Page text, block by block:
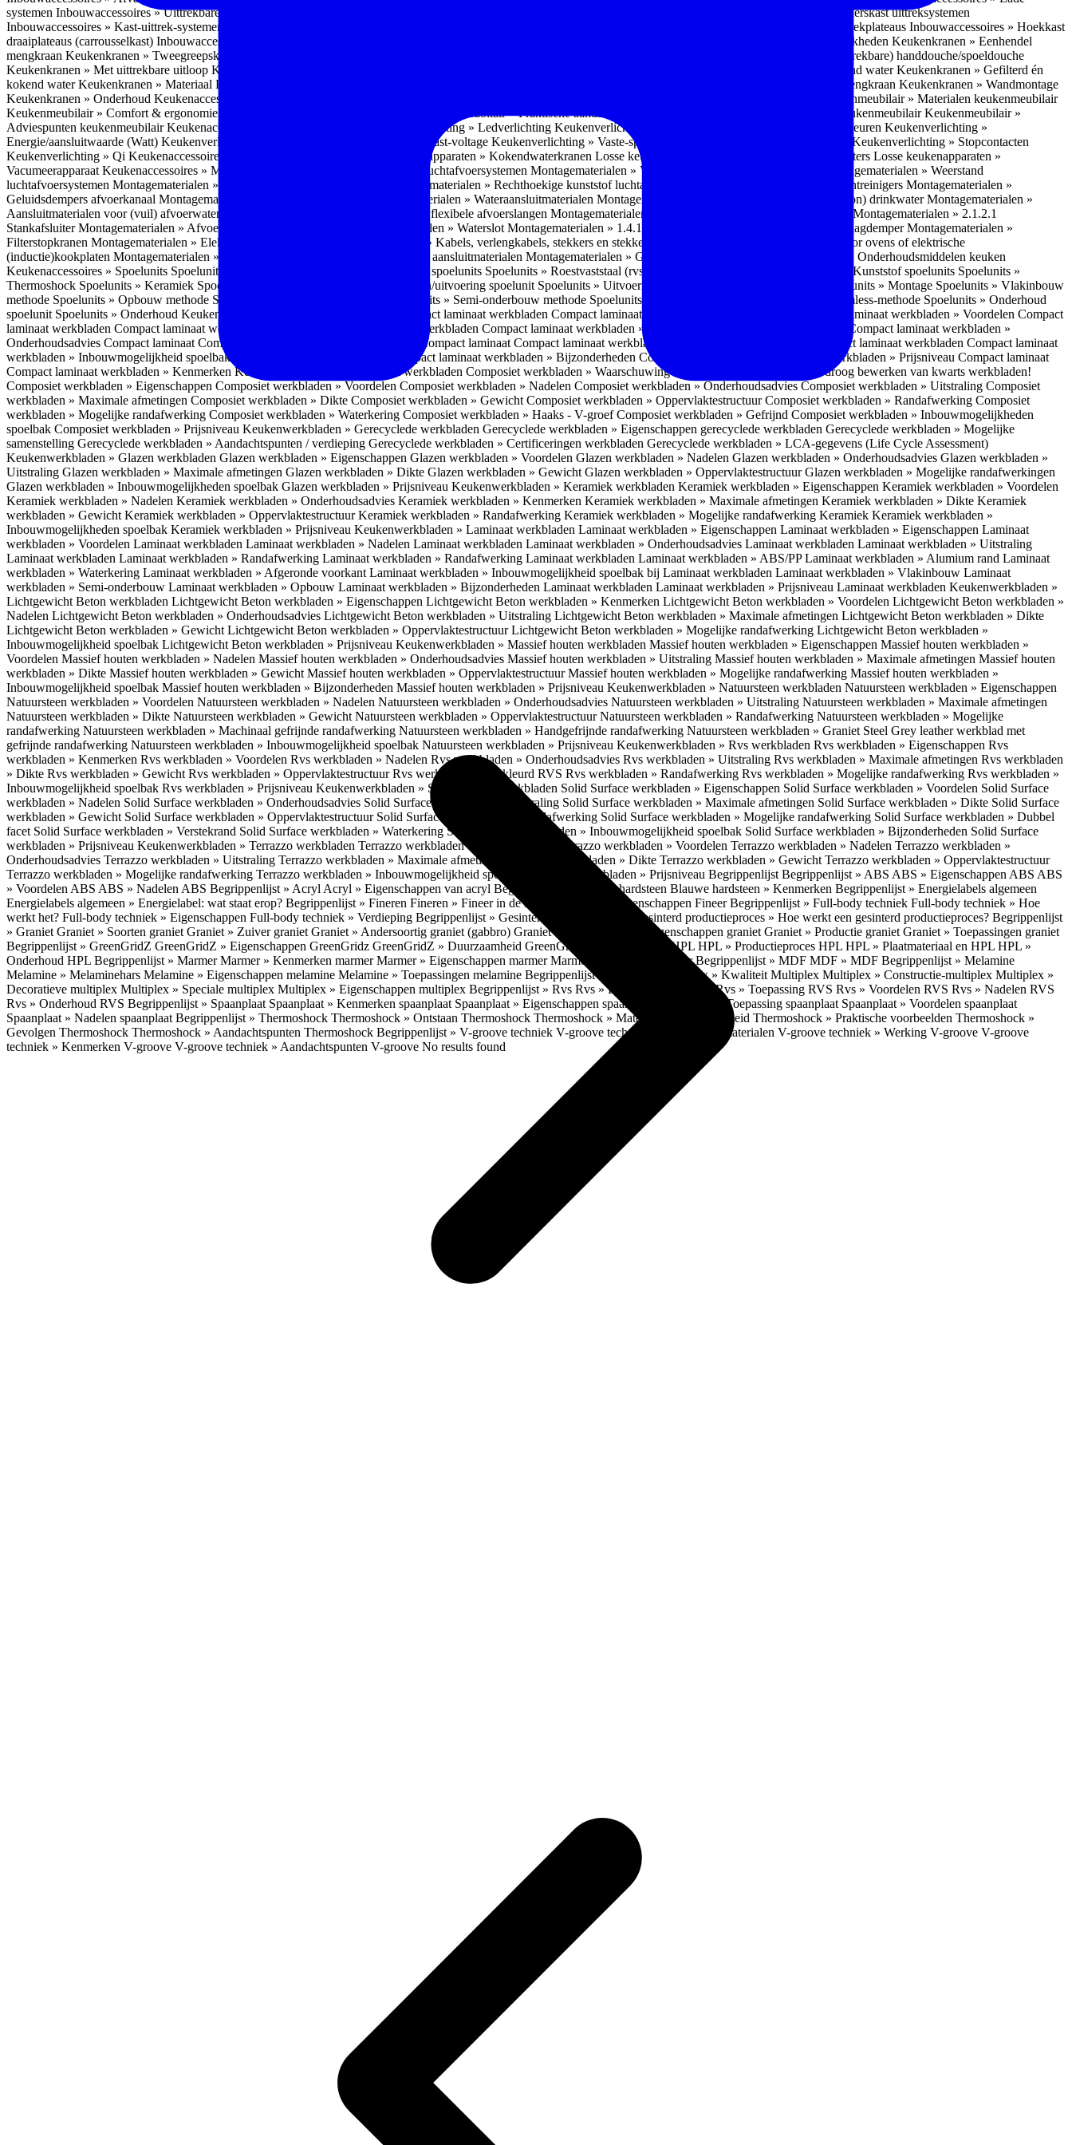
systemen Inbouwaccessoires » Uittrekbare ladesystemen
Inbouwaccessoires » Apothekerskast uittreksystemen
Inbouwaccessoires » Kast-uittrek-systemen
Inbouwaccessoires » Hoekkast uittrekplateaus Inbouwaccessoires » Hoekkast
draaiplateaus (carrousselkast) Inbouwaccessoires » Onderhoud Keukenkranen » Bedieningsmogelijkheden Keukenkranen » Eenhendel
mengkraan Keukenkranen » Tweegreepskraan
Keukenkranen » Met (uitrekbare) handdouche/spoeldouche
Keukenkranen » Met uittrekbare uitloop Keukenkranen » Gefilterd water Keukenkranen » Kokend waterKeukenkranen » Gefilterd én
kokend waterKeukenkranen » Materiaal Keukenkranen » Pvd Techniek (pvd) Keukenkranen » Bladmengkraan Keukenkranen » Wandmontage
Keukenkranen » Onderhoud Keukenaccessoires » Keukenmeubilair
Keukenmeubilair » Materialen keukenmeubilair
Keukenmeubilair » Comfort & ergonomie
Keukenmeubilair » Praktische aandachtspunten Keukenmeubilair » Duurzaamheid keukenmeubilairKeukenmeubilair »
Adviespunten keukenmeubilairKeukenaccessoires » Keukenverlichting Keukenverlichting » Ledverlichting Keukenverlichting » Installatie Keukenverlichting » Lichtkleuren Keukenverlichting »
Energie/aansluitwaarde (Watt) Keukenverlichting » Leddriver Keukenverlichting » Vast-voltage Keukenverlichting » Vaste-spanning
Keukenverlichting » Stopcontacten
Keukenverlichting » Qi Keukenaccessoires » Losse keukenapparaten Losse keukenapparaten » Kokendwaterkranen Losse keukenapparaten » Plintverwarming/plintheaters Losse keukenapparaten »
Vacumeerapparaat Keukenaccessoires » Montagematerialen Montagematerialen » Luchtafvoersystemen Montagematerialen » Verschillende Luchtafvoersystemen
Montagematerialen » Weerstand
luchtafvoersystemen Montagematerialen » Flexibele (ronde) afvoerslangen Montagematerialen » Rechthoekige kunststof luchtafvoersystemen Montagematerialen » Luchtreinigers Montagematerialen »
Geluidsdempers afvoerkanaal Montagematerialen » Aansluitmaterialen Montagematerialen » Wateraansluitmaterialen Montagematerialen » Aansluitmateriaal voor (schoon) drinkwaterMontagematerialen »
Aansluitmaterialen voor (vuil) afvoerwater sifons
Montagematerialen » 1.2.1 Ronde flexibele afvoerslangen Montagematerialen » Dempingsysteem van lades en deuren Montagematerialen » 2.1.2.1
StankafsluiterMontagematerialen » Afvoerpluggen t.b.v. spoelunits Montagematerialen » Waterslot Montagematerialen » 1.4.1 Plasmafilter Montagematerialen » WaterslagdemperMontagematerialen »
Filterstopkranen Montagematerialen » Elektra aansluitmateriaal Montagematerialen » Kabels, verlengkabels, stekkers en stekkerblokken
Montagematerialen » Kabels voor ovens of elektrische
(inductie)kookplaten Montagematerialen » Combiregelaar Montagematerialen » Gas aansluitmaterialen Montagematerialen » Gasaansluitmaterialen
Montagematerialen » Onderhoudsmiddelen keuken
Keukenaccessoires » Spoelunits Spoelunits » Types/soorten Spoelunits » Materialen spoelunits Spoelunits » Roestvaststaal (rvs) Spoelunits » Kunststof spoelunits Spoelunits »
Thermoshock Spoelunits » Keramiek Spoelunits » Tegelbakken Spoelunits » Design/uitvoering spoelunit Spoelunits » Uitvoering Spoelunits » Montage Spoelunits » Vlakinbouw
methode Spoelunits » Opbouw methode Spoelunits » Onderbouw methode Spoelunits » Semi-onderbouw methode Spoelunits » Tussenbouw methode Spoelunits » Rimless-methode Spoelunits » Onderhoud
spoelunit Spoelunits » Onderhoud Keukenwerkbladen Keukenwerkbladen » Compact laminaat werkbladen Compact laminaat werkbladen » Eigenschappen
Compact laminaat werkbladen » Voordelen Compact
laminaat werkbladen Compact laminaat werkbladen » Nadelen Compact laminaat werkbladen Compact laminaat werkbladen » Nanotech massief laminaat werkbladen
Compact laminaat werkbladen »
Onderhoudsadvies Compact laminaat Compact laminaat werkbladen » Uitstraling Compact laminaat Compact laminaat werkbladen » Mogelijke randafwerking Compact laminaat werkbladen Compact laminaat
werkbladen » Inbouwmogelijkheid spoelbak Compact laminaat werkbladen
Compact laminaat werkbladen » Bijzonderheden Compact laminaat
Compact laminaat werkbladen » Prijsniveau Compact laminaat
Compact laminaat werkbladen » Kenmerken Keukenwerkbladen » Composiet werkbladen Composiet werkbladen » Waarschuwing Monteurs: bescherm je bij het droog bewerken van kwarts werkbladen!
Composiet werkbladen » Eigenschappen Composiet werkbladen » Voordelen Composiet werkbladen » Nadelen Composiet werkbladen » OnderhoudsadviesComposiet werkbladen » Uitstraling Composiet
werkbladen » Maximale afmetingen Composiet werkbladen » Dikte Composiet werkbladen » Gewicht Composiet werkbladen » OppervlaktestructuurComposiet werkbladen » Randafwerking Composiet
werkbladen » Mogelijke randafwerking Composiet werkbladen » Waterkering Composiet werkbladen » Haaks - V-groefComposiet werkbladen » Gefrijnd Composiet werkbladen » Inbouwmogelijkheden
spoelbak Composiet werkbladen » Prijsniveau Keukenwerkbladen » Gerecyclede werkbladen Gerecyclede werkbladen » Eigenschappen gerecyclede werkbladen Gerecyclede werkbladen » Mogelijke
samenstelling Gerecyclede werkbladen » Aandachtspunten / verdieping Gerecyclede werkbladen » Certificeringen werkbladen Gerecyclede werkbladen » LCA-gegevens (Life Cycle Assessment)
Keukenwerkbladen » Glazen werkbladen Glazen werkbladen » Eigenschappen Glazen werkbladen » Voordelen Glazen werkbladen » Nadelen Glazen werkbladen » Onderhoudsadvies Glazen werkbladen »
Uitstraling Glazen werkbladen » Maximale afmetingen Glazen werkbladen » Dikte Glazen werkbladen » Gewicht Glazen werkbladen » OppervlaktestructuurGlazen werkbladen » Mogelijke randafwerkingen
Glazen werkbladen » Inbouwmogelijkheden spoelbak Glazen werkbladen » Prijsniveau Keukenwerkbladen » Keramiek werkbladen Keramiek werkbladen » Eigenschappen Keramiek werkbladen » Voordelen
Keramiek werkbladen » Nadelen Keramiek werkbladen » Onderhoudsadvies Keramiek werkbladen » Kenmerken Keramiek werkbladen » Maximale afmetingen Keramiek werkbladen » Dikte Keramiek
werkbladen » Gewicht Keramiek werkbladen » OppervlaktestructuurKeramiek werkbladen » Randafwerking Keramiek werkbladen » Mogelijke randafwerking Keramiek Keramiek werkbladen »
Inbouwmogelijkheden spoelbak Keramiek werkbladen » Prijsniveau Keukenwerkbladen » Laminaat werkbladen Laminaat werkbladen » Eigenschappen Laminaat werkbladen » Eigenschappen Laminaat
werkbladen » Voordelen Laminaat werkbladen Laminaat werkbladen » Nadelen Laminaat werkbladen Laminaat werkbladen » Onderhoudsadvies Laminaat werkbladen Laminaat werkbladen » Uitstraling
Laminaat werkbladen Laminaat werkbladen » Randafwerking Laminaat werkbladen » Randafwerking Laminaat werkbladen Laminaat werkbladen » ABS/PPLaminaat werkbladen » Alumium rand Laminaat
werkbladen » Waterkering Laminaat werkbladen » Afgeronde voorkant Laminaat werkbladen » Inbouwmogelijkheid spoelbak bij Laminaat werkbladen Laminaat werkbladen » Vlakinbouw Laminaat
werkbladen » Semi-onderbouw Laminaat werkbladen » Opbouw Laminaat werkbladen » Bijzonderheden Laminaat werkbladen Laminaat werkbladen » Prijsniveau Laminaat werkbladen Keukenwerkbladen »
Lichtgewicht Beton werkbladen Lichtgewicht Beton werkbladen » Eigenschappen Lichtgewicht Beton werkbladen » Kenmerken Lichtgewicht Beton werkbladen » Voordelen Lichtgewicht Beton werkbladen »
Nadelen Lichtgewicht Beton werkbladen » Onderhoudsadvies Lichtgewicht Beton werkbladen » Uitstraling Lichtgewicht Beton werkbladen » Maximale afmetingen Lichtgewicht Beton werkbladen » Dikte
Lichtgewicht Beton werkbladen » Gewicht Lichtgewicht Beton werkbladen » OppervlaktestructuurLichtgewicht Beton werkbladen » Mogelijke randafwerking Lichtgewicht Beton werkbladen »
Inbouwmogelijkheid spoelbak Lichtgewicht Beton werkbladen » Prijsniveau Keukenwerkbladen » Massief houten werkbladen Massief houten werkbladen » Eigenschappen Massief houten werkbladen »
Voordelen Massief houten werkbladen » Nadelen Massief houten werkbladen » Onderhoudsadvies Massief houten werkbladen » Uitstraling Massief houten werkbladen » Maximale afmetingen Massief houten
werkbladen » Dikte Massief houten werkbladen » Gewicht Massief houten werkbladen » OppervlaktestructuurMassief houten werkbladen » Mogelijke randafwerking Massief houten werkbladen »
Inbouwmogelijkheid spoelbak Massief houten werkbladen » Bijzonderheden Massief houten werkbladen » Prijsniveau Keukenwerkbladen » Natuursteen werkbladen Natuursteen werkbladen » Eigenschappen
Natuursteen werkbladen » Voordelen Natuursteen werkbladen » Nadelen Natuursteen werkbladen » Onderhoudsadvies Natuursteen werkbladen » Uitstraling Natuursteen werkbladen » Maximale afmetingen
Natuursteen werkbladen » Dikte Natuursteen werkbladen » Gewicht Natuursteen werkbladen » OppervlaktestructuurNatuursteen werkbladen » Randafwerking Natuursteen werkbladen » Mogelijke
randafwerking Natuursteen werkbladen » Machinaal gefrijnde randafwerking Natuursteen werkbladen » Handgefrijnde randafwerking Natuursteen werkbladen » Graniet Steel Grey leather werkblad met
gefrijnde randafwerking Natuursteen werkbladen » Inbouwmogelijkheid spoelbak Natuursteen werkbladen » Prijsniveau Keukenwerkbladen » Rvs werkbladen Rvs werkbladen » Eigenschappen Rvs
werkbladen » Kenmerken Rvs werkbladen » Voordelen Rvs werkbladen » Nadelen Rvs werkbladen » Onderhoudsadvies Rvs werkbladen » Uitstraling Rvs werkbladen » Maximale afmetingen Rvs werkbladen
» Dikte Rvs werkbladen » Gewicht Rvs werkbladen » OppervlaktestructuurRvs werkbladen » Gekleurd RVS Rvs werkbladen » Randafwerking Rvs werkbladen » Mogelijke randafwerking Rvs werkbladen »
Inbouwmogelijkheid spoelbak Rvs werkbladen » Prijsniveau Keukenwerkbladen » Solid Surface werkbladen Solid Surface werkbladen » Eigenschappen Solid Surface werkbladen » Voordelen Solid Surface
werkbladen » Nadelen Solid Surface werkbladen » Onderhoudsadvies Solid Surface werkbladen » Uitstraling Solid Surface werkbladen » Maximale afmetingen Solid Surface werkbladen » Dikte Solid Surface
werkbladen » Gewicht Solid Surface werkbladen » Oppervlaktestructuur Solid Surface werkbladen » Randafwerking Solid Surface werkbladen » Mogelijke randafwerking Solid Surface werkbladen » Dubbel
facet Solid Surface werkbladen » Verstekrand Solid Surface werkbladen » WaterkeringSolid Surface werkbladen » Inbouwmogelijkheid spoelbak Solid Surface werkbladen » Bijzonderheden Solid Surface
werkbladen » Prijsniveau Keukenwerkbladen » Terrazzo werkbladen Terrazzo werkbladen » Eigenschappen Terrazzo werkbladen » Voordelen Terrazzo werkbladen » Nadelen Terrazzo werkbladen »
Onderhoudsadvies Terrazzo werkbladen » Uitstraling Terrazzo werkbladen » Maximale afmetingen Terrazzo werkbladen » Dikte Terrazzo werkbladen » Gewicht Terrazzo werkbladen » Oppervlaktestructuur
Terrazzo werkbladen » Mogelijke randafwerking Terrazzo werkbladen » Inbouwmogelijkheid spoelbak Terrazzo werkbladen » Prijsniveau Begrippenlijst Begrippenlijst » ABS ABS » Eigenschappen ABS ABS
» Voordelen ABS ABS » Nadelen ABS Begrippenlijst » Acryl Acryl » Eigenschappen van acryl Begrippenlijst » Blauwe hardsteen Blauwe hardsteen » Kenmerken Begrippenlijst » Energielabels algemeen
Energielabels algemeen » Energielabel: wat staat erop? Begrippenlijst » Fineren Fineren » Fineer in de keuken Fineren » Eigenschappen FineerBegrippenlijst » Full-body techniek Full-body techniek » Hoe
werkt het? Full-body techniek » Eigenschappen Full-body techniek » Verdieping Begrippenlijst » Gesinterd productieproces Gesinterd productieproces » Hoe werkt een gesinterd productieproces? Begrippenlijst
» Graniet Graniet » Soorten graniet Graniet » Zuiver graniet Graniet » Andersoortig graniet (gabbro) Graniet » Gneis Graniet » Eigenschappen graniet Graniet » Productie graniet Graniet » Toepassingen graniet
Begrippenlijst » GreenGridZ GreenGridZ » Eigenschappen GreenGridz GreenGridZ » Duurzaamheid GreenGridz Begrippenlijst » HPL HPL » Productieproces HPL HPL » Plaatmateriaal en HPL HPL »
Onderhoud HPL Begrippenlijst » MarmerMarmer » Kenmerken marmerMarmer » Eigenschappen marmerMarmer » Productie marmerBegrippenlijst » MDF MDF » MDF Begrippenlijst » Melamine
Melamine » Melaminehars Melamine » Eigenschappen melamine Melamine » Toepassingen melamine Begrippenlijst » Multiplex Multiplex » Kwaliteit Multiplex Multiplex » Constructie-multiplex Multiplex »
Decoratieve multiplex Multiplex » Speciale multiplex Multiplex » Eigenschappen multiplex Begrippenlijst » Rvs Rvs » Eigenschappen RVS Rvs » Toepassing RVS Rvs » Voordelen RVS Rvs » Nadelen RVS
Rvs » Onderhoud RVS Begrippenlijst » Spaanplaat Spaanplaat » Kenmerken spaanplaat Spaanplaat » Eigenschappen spaanplaat Spaanplaat » Toepassing spaanplaat Spaanplaat » Voordelen spaanplaat
Spaanplaat » Nadelen spaanplaat Begrippenlijst » Thermoshock Thermoshock » Ontstaan Thermoshock Thermoshock » Materialen & gevoeligheid Thermoshock » Praktische voorbeelden Thermoshock »
Gevolgen Thermoshock Thermoshock » Aandachtspunten Thermoshock Begrippenlijst » V-groove techniek V-groove techniek » Toepasbare materialen V-groove techniek » Werking V-groove V-groove
techniek » Kenmerken V-groove V-groove techniek » Aandachtspunten V-groove No results found